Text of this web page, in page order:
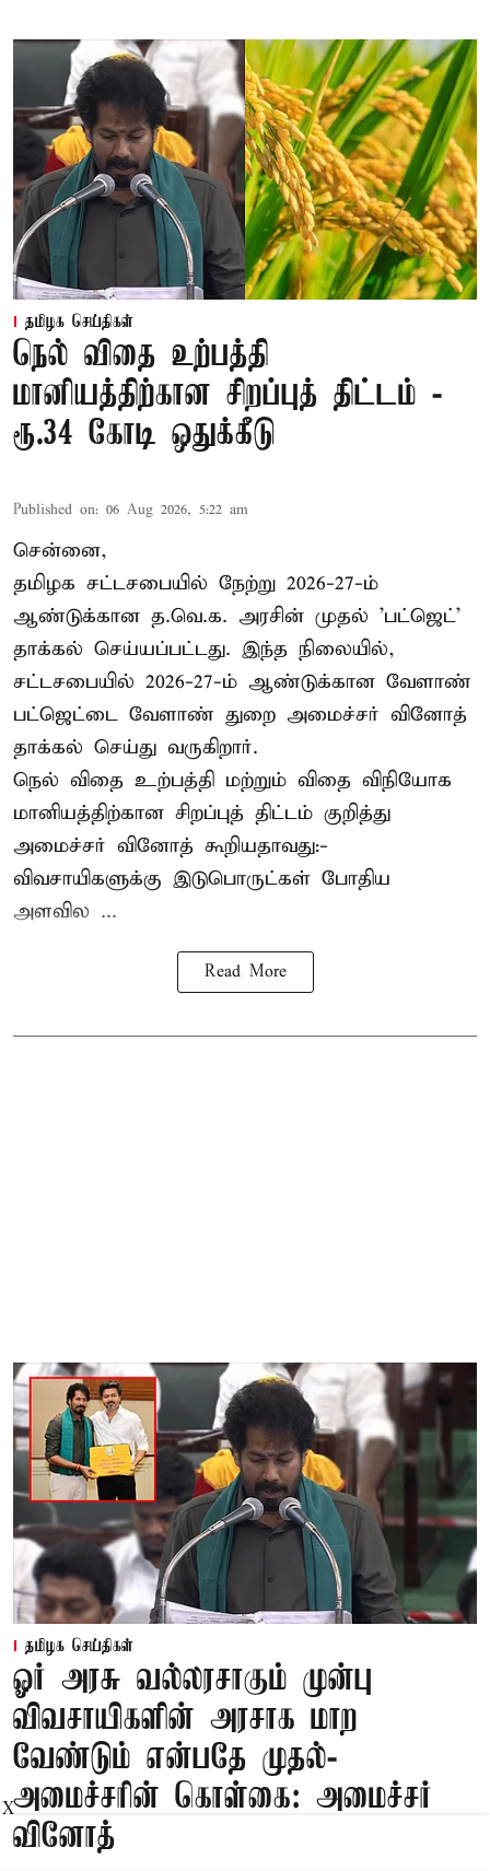
தமிழக செய்திகள்
நெல் விதை உற்பத்தி
மானியத்திற்கான சிறப்புத் திட்டம் -
ரூ.34 கோடி ஒதுக்கீடு
Published on: 06 Aug 2026, 5:22 am
சென்னை,
தமிழக சட்டசபையில் நேற்று 2026-27-ம்
ஆண்டுக்கான த.வெ.க. அரசின் முதல் 'பட்ஜெட்'
தாக்கல் செய்யப்பட்டது. இந்த நிலையில்,
சட்டசபையில் 2026-27-ம் ஆண்டுக்கான வேளாண்
பட்ஜெட்டை வேளாண் துறை அமைச்சர் வினோத்
தாக்கல் செய்து வருகிறார்.
நெல் விதை உற்பத்தி மற்றும் விதை விநியோக
மானியத்திற்கான சிறப்புத் திட்டம் குறித்து
அமைச்சர் வினோத் கூறியதாவது:-
விவசாயிகளுக்கு இடுபொருட்கள் போதிய
அளவில ...
Read More
தமிழக செய்திகள்
ஓர் அரசு வல்லரசாகும் முன்பு
விவசாயிகளின் அரசாக மாற
வேண்டும் என்பதே முதல்-
அமைச்சரின் கொள்கை: அமைச்சர்
வினோத்
X